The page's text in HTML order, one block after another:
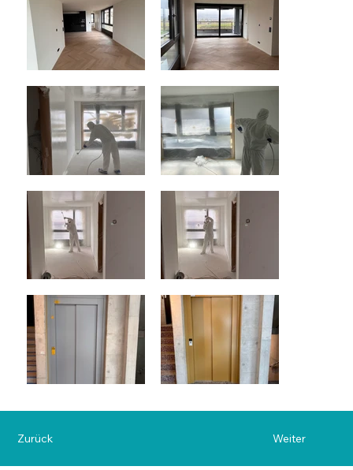
Zurück Weiter